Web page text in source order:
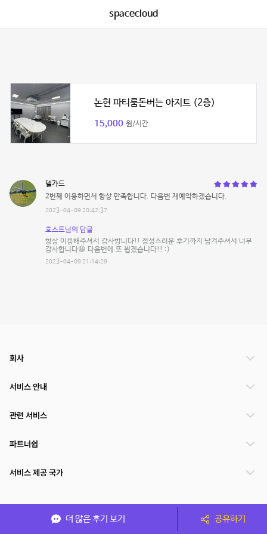
spacecloud
논현 파티룸돈버는 아지트 (2층)
15,000 원/시간
델가드
2번째 이용하면서 항상 만족합니다. 다음번 재예약하겠습니다.
2023-04-09 20:42:37
호스트님의 답글
항상 이용해주셔서 감사합니다!! 정성스러운 후기까지 남겨주셔서 너무
감사합니다😆 다음번에 또 뵙겠습니다!! :)
2023-04-09 21:14:29
더 많은 후기 보기 공유하기
회사
서비스 안내
관련 서비스
파트너쉽
서비스 제공 국가
(주)NSPACE 사업자정보